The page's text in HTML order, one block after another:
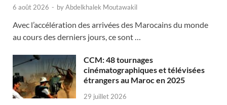
6 août 2026 - byAbdelkhalek Moutawakil
Avec l’accélération des arrivées des Marocains du monde
au cours des derniers jours, ce sont …
CCM: 48 tournages
cinématographiques et télévisées
étrangers au Maroc en 2025
29 juillet 2026